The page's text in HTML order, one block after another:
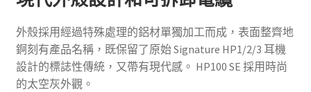
外殼採用經過特殊處理的鋁材單獨加工而成，表面整齊地
錒刻有產品名稱，既保留了原始 Signature HP1/2/3 耳機
設計的標誌性傳統，又帶有現代感。 HP100 SE 採用時尚
的太空灰外觀。